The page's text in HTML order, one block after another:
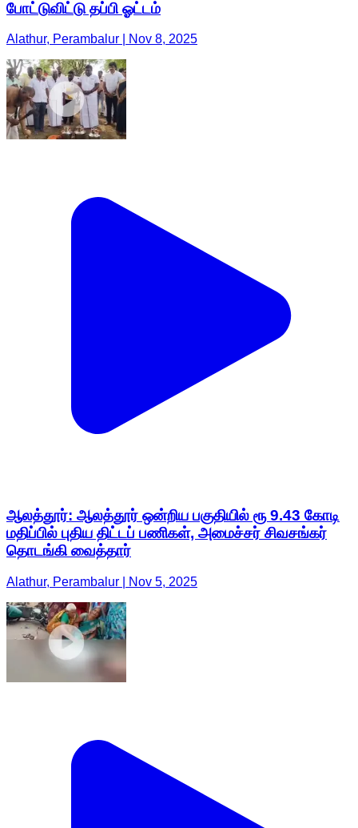
போட்டுவிட்டு தப்பி ஓட்டம்
Alathur, Perambalur | Nov 8, 2025
ஆலத்தூர்: ஆலத்தூர் ஒன்றிய பகுதியில் ரூ 9.43 கோடி
மதிப்பில் புதிய திட்டப் பணிகள், அமைச்சர் சிவசங்கர்
தொடங்கி வைத்தார்
Alathur, Perambalur | Nov 5, 2025